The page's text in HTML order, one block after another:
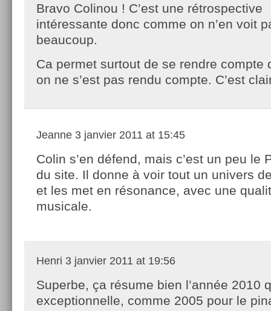
Bravo Colinou ! C’est une rétrospective
intéressante donc comme on n’en voit
beaucoup.
Ca permet surtout de se rendre compte
on ne s’est pas rendu compte. C’est
Jeanne 3 janvier 2011 at 15:45
Colin s’en défend, mais c’est un peu le
du site. Il donne à voir tout un univers
et les met en résonance, avec une
musicale.
Henri 3 janvier 2011 at 19:56
Superbe, ça résume bien l’année 2010
exceptionnelle, comme 2005 pour le